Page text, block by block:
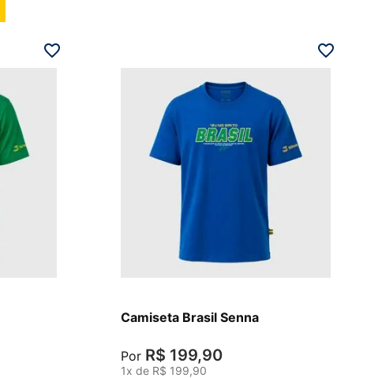
Camiseta Brasil Senna
Por R$ 199,90
1x de R$ 199,90